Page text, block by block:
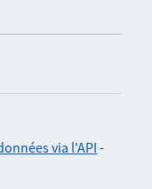
via l'API -